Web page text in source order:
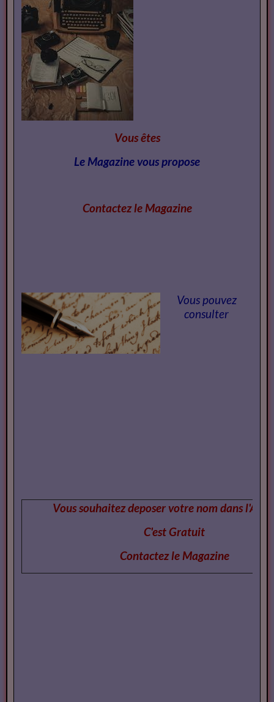
Vous êtes
Le Magazine vous propose
Contactez le Magazine
Vous pouvez
consulter
Vous souhaitez deposer votre nom dans
C'est Gratuit
Contactez le Magazine